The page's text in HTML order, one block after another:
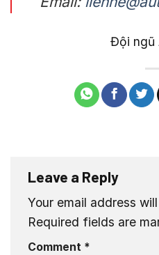
Đội ngũ
Leave a Reply
Your email address
Required fields are
Comment *